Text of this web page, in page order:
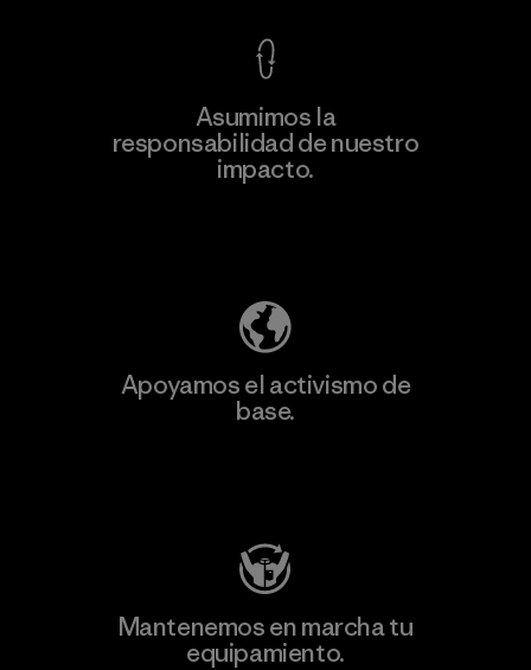
información
Asumimos la
responsabilidad de nuestro
impacto.
Apoyamos el activismo de
base.
Mantenemos en marcha tu
equipamiento.